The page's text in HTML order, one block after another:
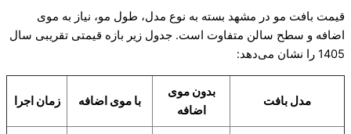
قیمت بافت مو در مشهد بسته به نوع مدل، طول مو، نیاز به موی
اضافه و سطح سالن متفاوت است. جدول زیر بازه قیمتی تقریبی سال
1405 را نشان می‌دهد:
مدل بافت
بدون موی
اضافه
با موی اضافه زمان اجرا